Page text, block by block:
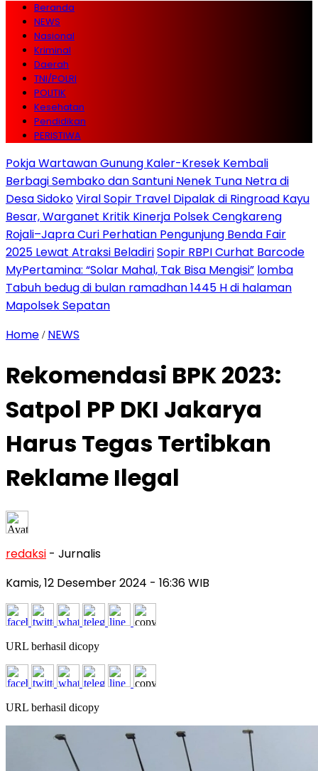
Beranda
NEWS
Nasional
Kriminal
Daerah
TNI/POLRI
POLITIK
Kesehatan
Pendidikan
PERISTIWA
Pokja Wartawan Gunung Kaler-Kresek Kembali
Berbagi Sembako dan Santuni Nenek Tuna Netra di
Desa SidokoViral Sopir Travel Dipalak di Ringroad Kayu
Besar, Warganet Kritik Kinerja Polsek Cengkareng
Rojali–Japra Curi Perhatian Pengunjung Benda Fair
2025 Lewat Atraksi BeladiriSopir RBPI Curhat Barcode
MyPertamina: “Solar Mahal, Tak Bisa Mengisi” lomba
Tabuh bedug di bulan ramadhan 1445 H di halaman
Mapolsek Sepatan
Home / NEWS
Rekomendasi BPK 2023:
Satpol PP DKI Jakarya
Harus Tegas Tertibkan
Reklame Ilegal
redaksi - Jurnalis
Kamis, 12 Desember 2024 - 16:36 WIB
URL berhasil dicopy
URL berhasil dicopy